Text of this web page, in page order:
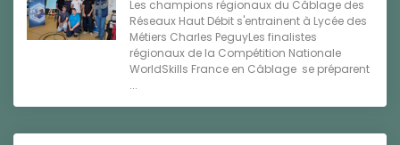
Les champions régionaux du Câblage des
Réseaux Haut Débit s'entrainent à Lycée des
Métiers Charles PeguyLes finalistes
régionaux de la Compétition Nationale
WorldSkills France en Câblage se préparent
...